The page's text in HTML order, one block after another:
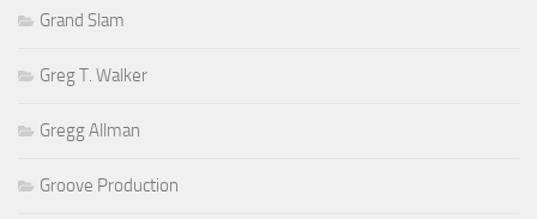
Grand Slam
Greg T. Walker
Gregg Allman
Groove Production